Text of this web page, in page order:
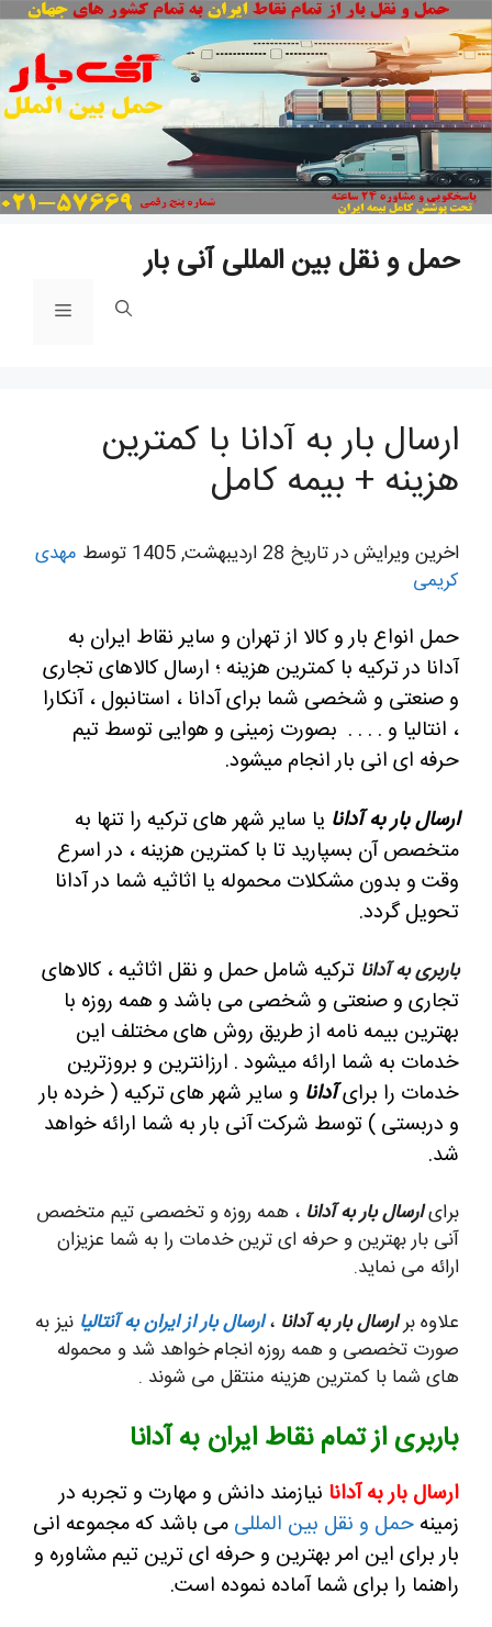
حمل و نقل بین المللی آنی بار
فهرست
ارسال بار به آدانا با کمترین
هزینه + بیمه کامل
اخرین ویرایش در تاریخ 28 اردیبهشت, 1405 توسط
مهدی
کریمی
حمل انواع بار و کالا از تهران و سایر نقاط ایران به
آدانا در ترکیه با کمترین هزینه ؛ ارسال کالاهای تجاری
و صنعتی و شخصی شما برای آدانا ، استانبول ، آنکارا
، انتالیا و . . . . بصورت زمینی و هوایی توسط تیم
حرفه ای انی بار انجام میشود.
ارسال بار به آدانا یا سایر شهر های ترکیه را تنها به
متخصص آن بسپارید تا با کمترین هزینه ، در اسرع
وقت و بدون مشکلات محموله یا اثاثیه شما در آدانا
تحویل گردد.
باربری به آدانا ترکیه شامل حمل و نقل اثاثیه ، کالاهای
تجاری و صنعتی و شخصی می باشد و همه روزه با
بهترین بیمه نامه از طریق روش های مختلف این
خدمات به شما ارائه میشود . ارزانترین و بروزترین
خدمات را برایآدانا و سایر شهر های ترکیه ( خرده بار
و دربستی ) توسط شرکت آنی بار به شما ارائه خواهد
شد.
برایارسال بار به آدانا ، همه روزه و تخصصی تیم متخصص
آنی بار بهترین و حرفه ای ترین خدمات را به شما عزیزان
ارائه می نماید.
علاوه برارسال بار به آدانا ،ارسال بار از ایران به آنتالیا نیز به
صورت تخصصی و همه روزه انجام خواهد شد و محموله
های شما با کمترین هزینه منتقل می شوند .
باربری از تمام نقاط ایران به آدانا
ارسال بار به آدانا نیازمند دانش و مهارت و تجربه در
زمینه حمل و نقل بین المللی می باشد که مجموعه انی
بار برای این امر بهترین و حرفه ای ترین تیم مشاوره و
راهنما را برای شما آماده نموده است.